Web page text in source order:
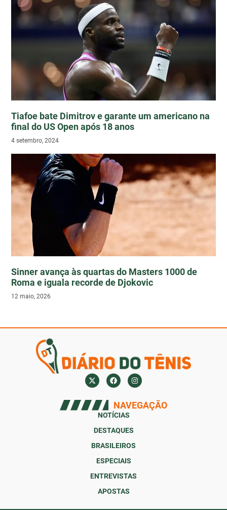
Tiafoe bate Dimitrov e garante um americano na
final do US Open após 18 anos
4 setembro, 2024
Sinner avança às quartas do Masters 1000 de
Roma e iguala recorde de Djokovic
12 maio, 2026
NAVEGAÇÃO
NOTÍCIAS
DESTAQUES
BRASILEIROS
ESPECIAIS
ENTREVISTAS
APOSTAS